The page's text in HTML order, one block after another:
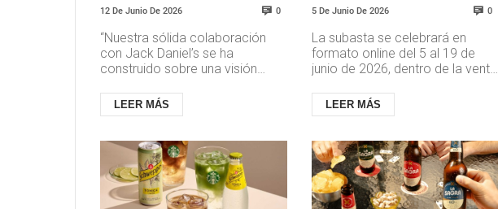
12 De Junio De 2026 0
“Nuestra sólida colaboración
con Jack Daniel’s se ha
construido sobre una visión
innovación y ambición. Esta
edición li...
LEER MÁS
González Byass en
Christie´s
5 De Junio De 2026 0
La subasta se celebrará en
formato online del 5 al 19 de
junio de 2026, dentro de la venta
Online Day 2: Featu...
LEER MÁS